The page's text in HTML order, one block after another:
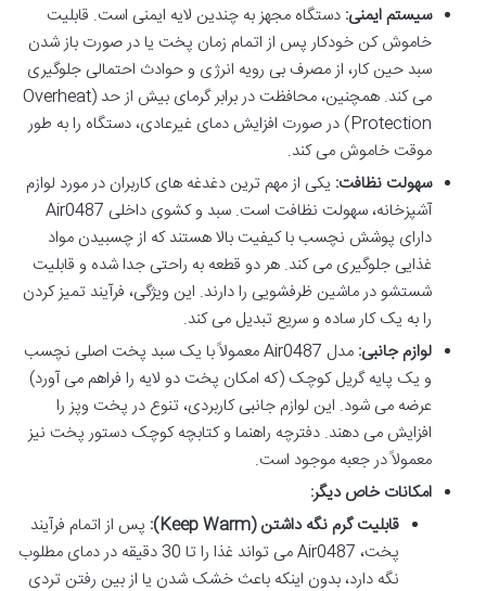
سیستم ایمنی: دستگاه مجهز به چندین لایه ایمنی است. قابلیت
خاموش کن خودکار پس از اتمام زمان پخت یا در صورت باز شدن
سبد حین کار، از مصرف بی رویه انرژی و حوادث احتمالی جلوگیری
می کند. همچنین، محافظت در برابر گرمای بیش از حد (Overheat
Protection) در صورت افزایش دمای غیرعادی، دستگاه را به طور
موقت خاموش می کند.
سهولت نظافت: یکی از مهم ترین دغدغه های کاربران در مورد لوازم
آشپزخانه، سهولت نظافت است. سبد و کشوی داخلی Air0487
دارای پوشش نچسب با کیفیت بالا هستند که از چسبیدن مواد
غذایی جلوگیری می کند. هر دو قطعه به راحتی جدا شده و قابلیت
شستشو در ماشین ظرفشویی را دارند. این ویژگی، فرآیند تمیز کردن
را به یک کار ساده و سریع تبدیل می کند.
لوازم جانبی:
مدل Air0487 معمولاً با یک سبد پخت اصلی نچسب
و یک پایه گریل کوچک (که امکان پخت دو لایه را فراهم می آورد)
عرضه می شود. این لوازم جانبی کاربردی، تنوع در پخت وپز را
افزایش می دهند. دفترچه راهنما و کتابچه کوچک دستور پخت نیز
معمولاً در جعبه موجود است.
امکانات خاص دیگر:
قابلیت گرم نگه داشتن (Keep Warm):
پس از اتمام فرآیند
پخت، Air0487 می تواند غذا را تا 30 دقیقه در دمای مطلوب
نگه دارد، بدون اینکه باعث خشک شدن یا از بین رفتن تردی